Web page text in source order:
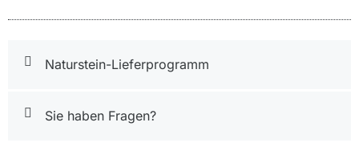
Naturstein-Lieferprogramm
Sie haben Fragen?